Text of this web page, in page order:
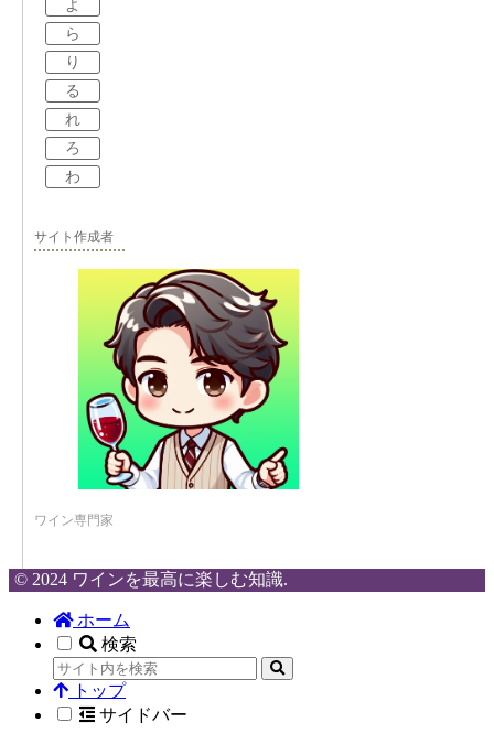
よ
ら
り
る
れ
ろ
わ
サイト作成者
ワイン専門家
© 2024 ワインを最高に楽しむ知識.
ホーム
検索
トップ
サイドバー